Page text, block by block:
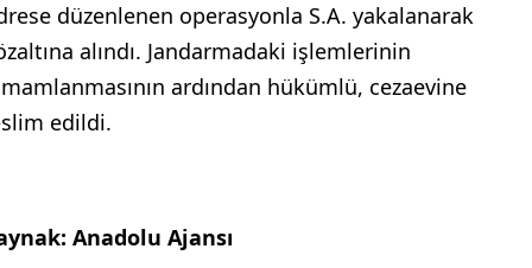
düzenlenen operasyonla S.A. yakalanarak
alındı. Jandarmadaki işlemlerinin
ardından hükümlü, cezaevine
edildi.
Anadolu Ajansı